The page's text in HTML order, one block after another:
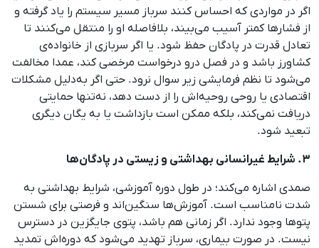
اگر در مواردی که احساس کنند سرباز مسیر سیستم را یاد گرفته و
از فشارها کمتر آسیب می‌بیند، بلافاصله او را منتقل می‌کنند تا
تعادل قدرت در پادگان حفظ شود. یا اگر سربازی از خانواده‌ی
کشاورز باشد و در فصل درو درخواست مرخصی کند، عمدا مخالفت
می‌شود تا نظم فرمایشی زیر سوال نرود. حتی اگر به‌دلیل مشکلات
اقتصادی یا روحی روحیه‌اش را از دست دهد، نه‌تنها حمایتی
دریافت نمی‌کند، بلکه ممکن است بازداشت یا به یگان دیگری
تبعید شود.
۳. شرایط غیرانسانی بهداشتی و زیستی در پادگان‌ها
صمدی اشاره می‌کند؛ در طول دوره آموزشی، شرایط بهداشتی به
شدت نامناسب است. آموزش‌ها سنگین‌اند و فرصتی برای شستن
پتوها وجود ندارد. اگر زمانی هم باشد، پتوی جایگزین در دسترس
نیست. در صورت بیماری، سرباز تهدید می‌شود که دوره‌اش تمدید